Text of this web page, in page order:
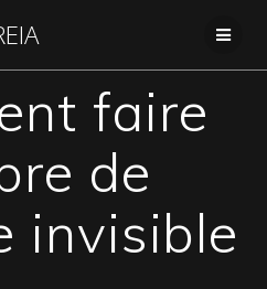
au
faire
de
invisible